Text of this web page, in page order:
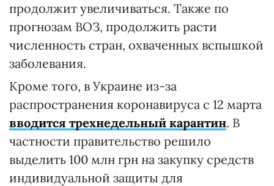
продолжит увеличиваться. Также по
прогнозам ВОЗ, продолжить расти
численность стран, охваченных вспышкой
заболевания.
Кроме того, в Украине из-за
распространения коронавируса с 12 марта
вводится трехнедельный карантин. В
частности правительство решило
выделить 100 млн грн на закупку средств
индивидуальной защиты для